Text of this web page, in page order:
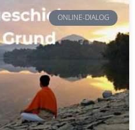
ONLINE-DIALOG